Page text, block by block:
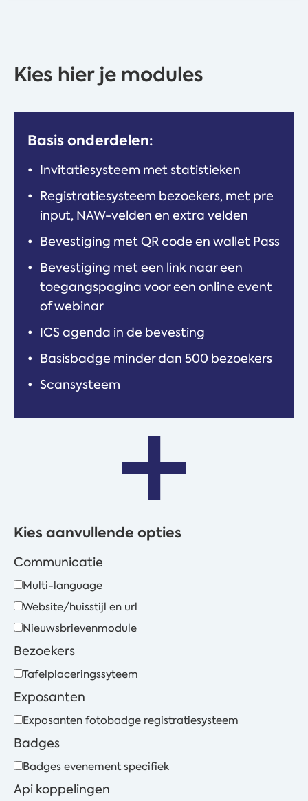
Kies hier je modules
Basis onderdelen:
Invitatiesysteem met statistieken
Registratiesysteem bezoekers, met pre
input, NAW-velden en extra velden
Bevestiging met QR code en wallet Pass
Bevestiging met een link naar een
toegangspagina voor een online event
of webinar
ICS agenda in de bevesting
Basisbadge minder dan 500 bezoekers
Scansysteem
Kies aanvullende opties
Communicatie
Multi-language
Website/huisstijl en url
Nieuwsbrievenmodule
Bezoekers
Tafelplaceringssyteem
Exposanten
Exposanten fotobadge registratiesysteem
Badges
Badges evenement specifiek
Api koppelingen